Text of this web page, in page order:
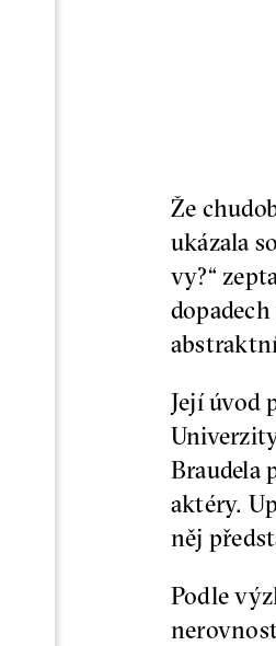
Že
ukázala
vy?“
Její úvod
Braudela
aktéry.
něj
Podle